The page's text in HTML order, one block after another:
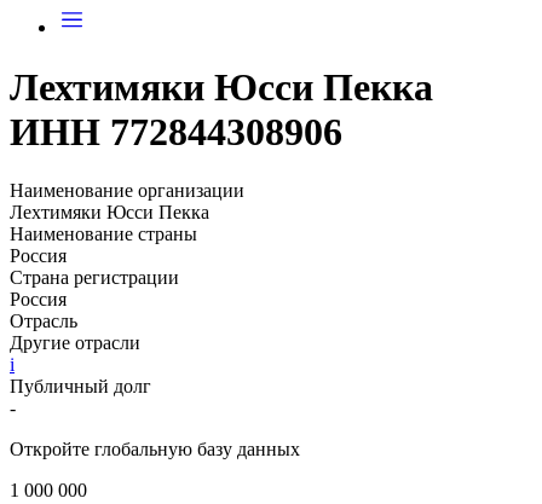
ИНН 772844308906
Наименование организации
Лехтимяки Юсси Пекка
Наименование страны
Россия
Страна регистрации
Россия
i
-